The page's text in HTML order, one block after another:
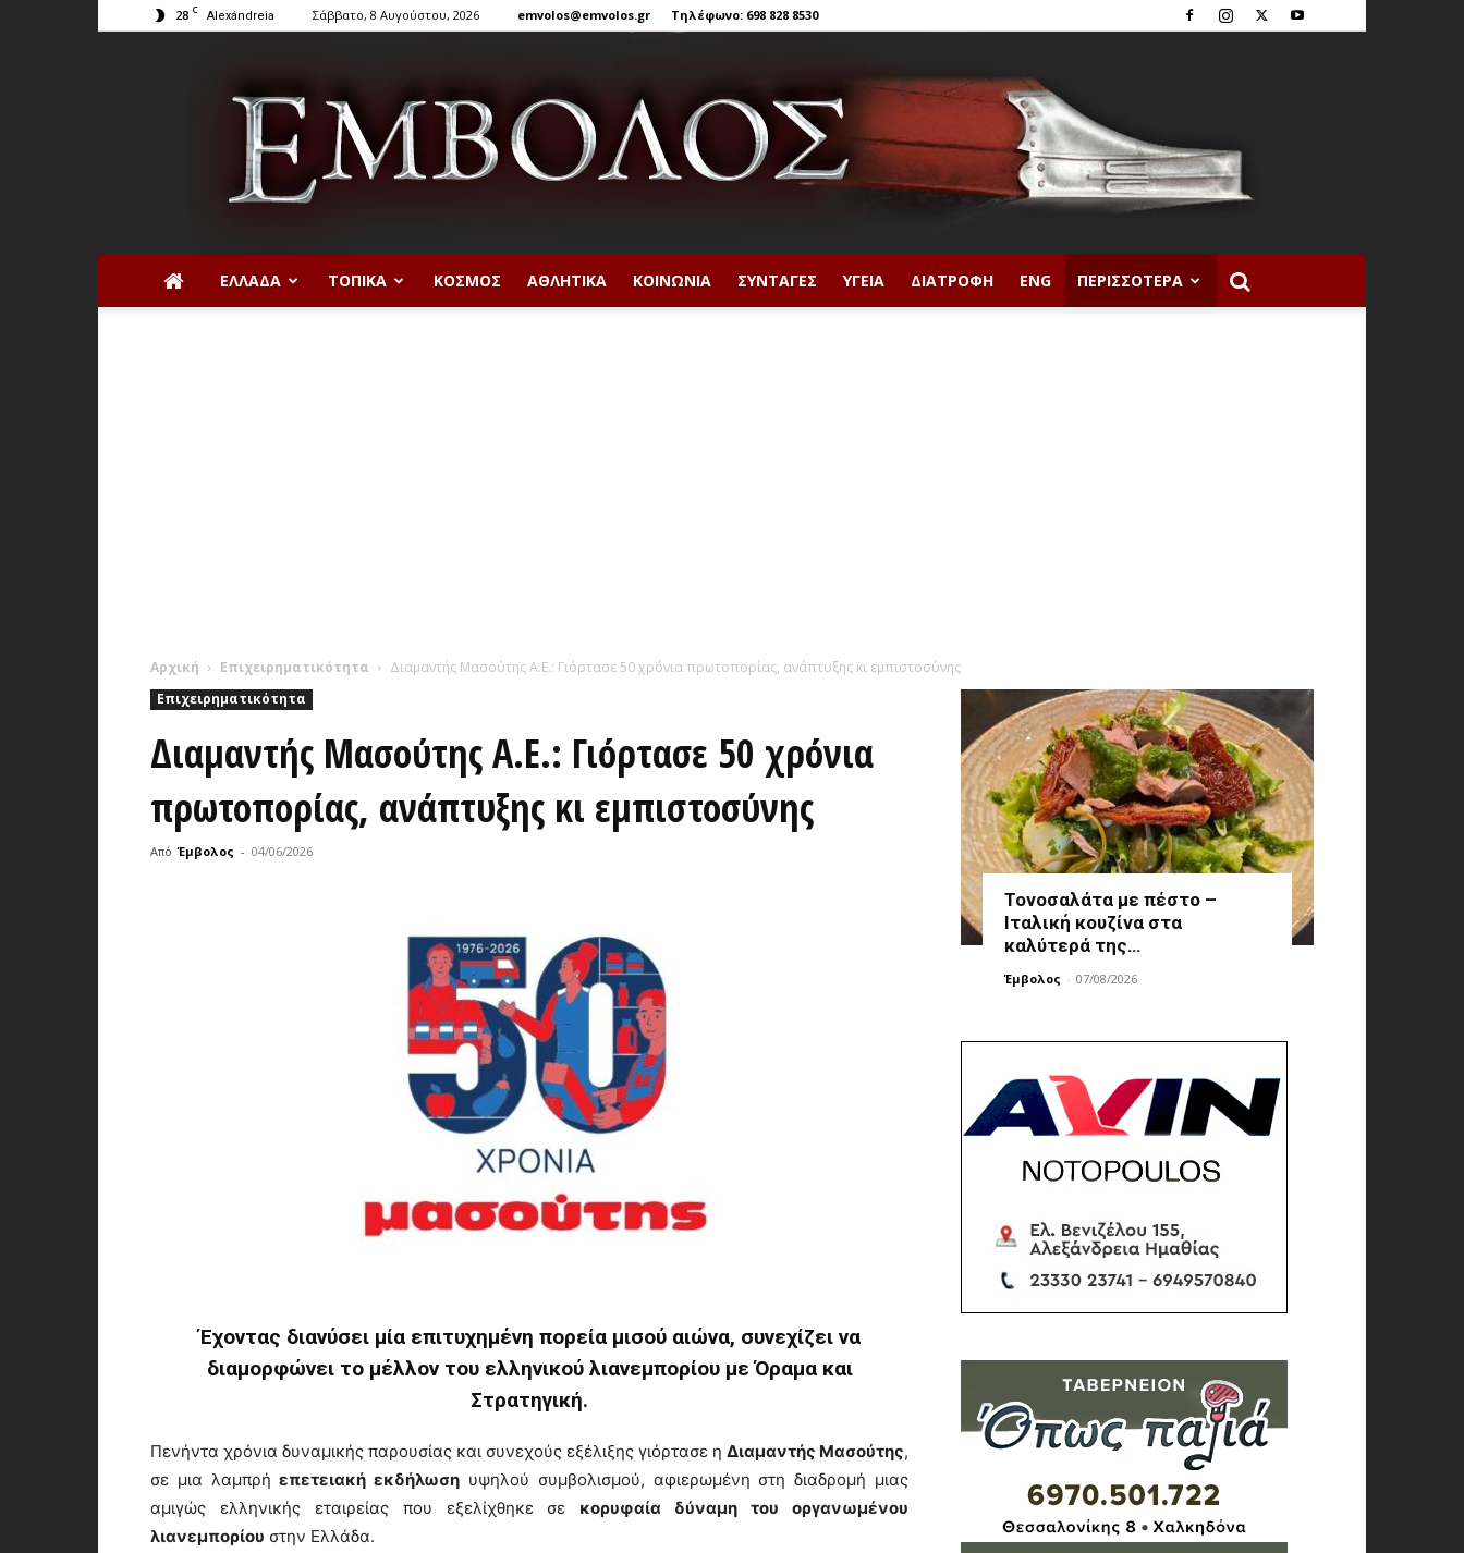
28 C Alexándreia Σάββατο, 8 Αυγούστου, 2026 emvolos@emvolos.gr Τηλέφωνο: 698 828 8530
ΕΛΛΆΔΑ ΤΟΠΙΚΆ ΚΌΣΜΟΣ ΑΘΛΗΤΙΚΆ ΚΟΙΝΩΝΊΑ ΣΥΝΤΑΓΈΣ ΥΓΕΊΑ ΔΙΑΤΡΟΦΉ ENG ΠΕΡΙΣΣΌΤΕΡΑ
Αρχική Επιχειρηματικότητα
Διαμαντής Μασούτης Α.Ε.: Γιόρτασε 50 χρόνια πρωτοπορίας, ανάπτυξης κι εμπιστοσύνης
Επιχειρηματικότητα
Διαμαντής Μασούτης Α.Ε.: Γιόρτασε 50 χρόνια
πρωτοπορίας, ανάπτυξης κι εμπιστοσύνης
Από Έμβολος - 04/06/2026
Έχοντας διανύσει μία επιτυχημένη πορεία μισού αιώνα, συνεχίζει να
διαμορφώνει το μέλλον του ελληνικού λιανεμπορίου με Όραμα και
Στρατηγική.
Πενήντα χρόνια δυναμικής παρουσίας και συνεχούς εξέλιξης γιόρτασε η Διαμαντής Μασούτης,
σε μια λαμπρήεπετειακή εκδήλωση υψηλού συμβολισμού, αφιερωμένη στη διαδρομή μιας
αμιγώς ελληνικής εταιρείας που εξελίχθηκε σε κορυφαία δύναμη του οργανωμένου
λιανεμπορίου στην Ελλάδα.
Τονοσαλάτα με πέστο –
Ιταλική κουζίνα στα
καλύτερά της…
Έμβολος - 07/08/2026